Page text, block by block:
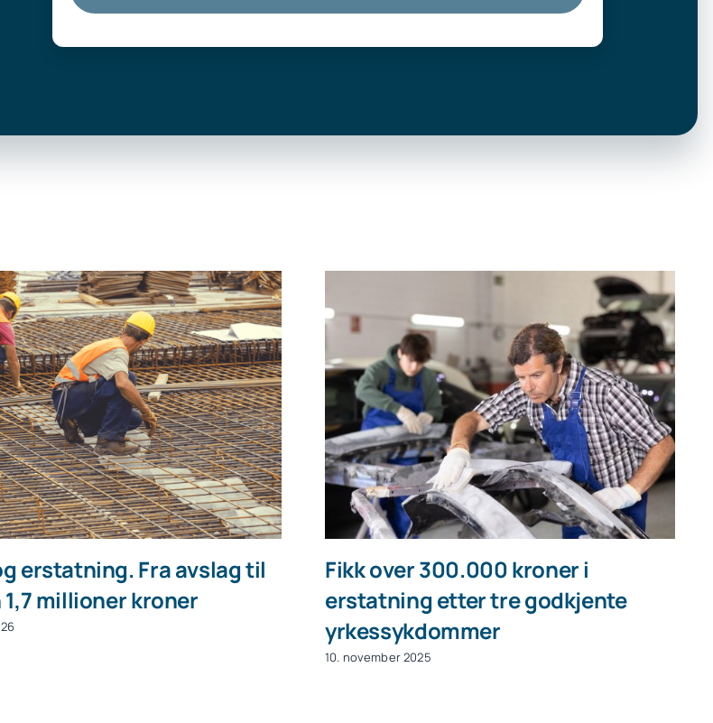
erstatning. Fra avslag til
millioner kroner
Fikk over 300.000 kroner i
erstatning etter tre godkjente
yrkessykdommer
10. november 2025